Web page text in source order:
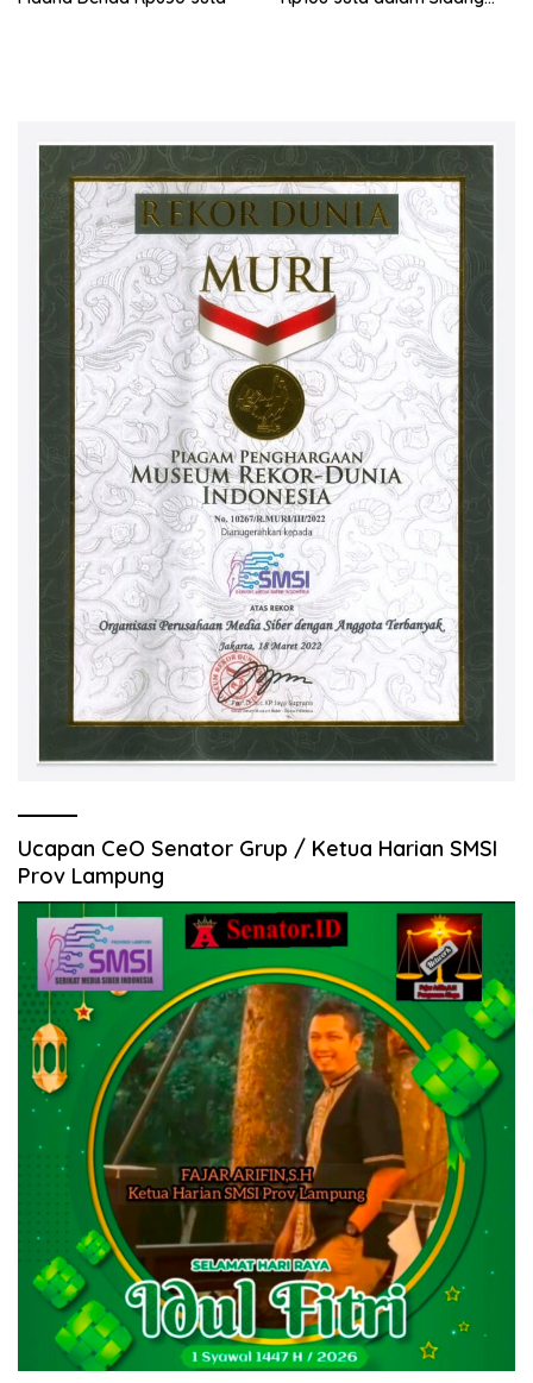
Ucapan CeO Senator Grup / Ketua Harian SMSI
Prov Lampung